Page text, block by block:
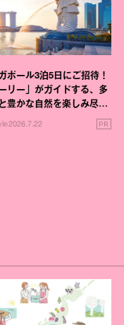
ポール3泊5日にご招待！
リー」がガイドする、多
豊かな自然を楽しみ尽く
2026.7.22 PR